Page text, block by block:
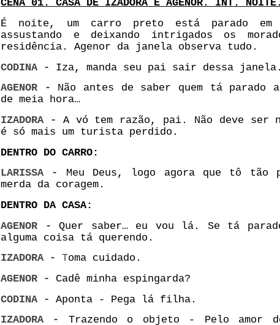
CENA 01. CASA DE IZADORA E AGENOR. INT. NOITE.
É noite, um carro preto está parado
assustando e deixando intrigados os
residência. Agenor da janela observa tudo.
CODINA -
Iza, manda seu pai sair dessa janela.
AGENOR - Não antes de saber quem tá parado
de meia hora…
IZADORA - A vó tem razão, pai. Não deve ser
é só mais um turista perdido.
DENTRO DO CARRO:
LARISSA -
Meu Deus, logo agora que tô tão
merda da coragem.
DENTRO DA CASA:
AGENOR - Quer saber… eu vou lá. Se tá
alguma coisa tá querendo.
IZADORA - Toma cuidado.
AGENOR - Cadê minha espingarda?
CODINA -
Aponta - Pega lá filha.
IZADORA -
Trazendo o objeto - Pelo amor